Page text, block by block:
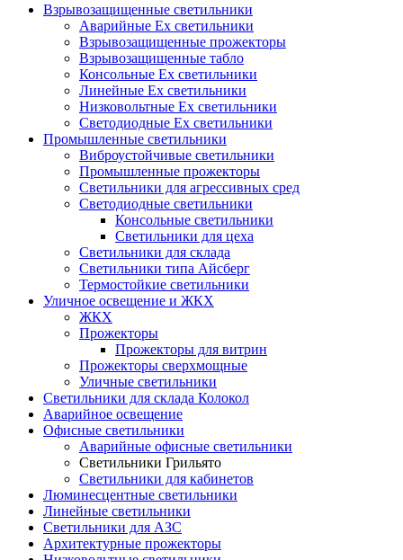
Взрывозащищенные светильники
Аварийные Ex светильники
Взрывозащищенные прожекторы
Взрывозащищенные табло
Консольные Ех светильники
Линейные Ex светильники
Низковольтные Ex светильники
Светодиодные Ex светильники
Промышленные светильники
Виброустойчивые светильники
Промышленные прожекторы
Светильники для агрессивных сред
Светодиодные светильники
Консольные светильники
Светильники для цеха
Светильники для склада
Светильники типа Айсберг
Термостойкие светильники
Уличное освещение и ЖКХ
ЖКХ
Прожекторы
Прожекторы для витрин
Прожекторы сверхмощные
Уличные светильники
Светильники для склада Колокол
Аварийное освещение
Офисные светильники
Аварийные офисные светильники
Светильники Грильято
Светильники для кабинетов
Люминесцентные светильники
Линейные светильники
Светильники для АЗС
Архитектурные прожекторы